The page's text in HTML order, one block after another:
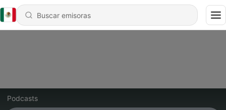
Podcasts